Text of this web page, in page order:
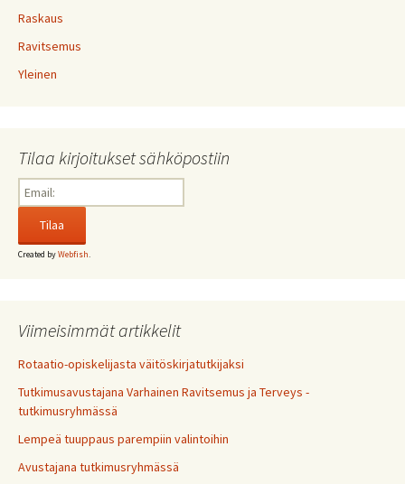
Raskaus
Ravitsemus
Yleinen
Tilaa kirjoitukset sähköpostiin
Created byWebfish.
Viimeisimmät artikkelit
Rotaatio-opiskelijasta väitöskirjatutkijaksi
Tutkimusavustajana Varhainen Ravitsemus ja Terveys -
tutkimusryhmässä
Lempeä tuuppaus parempiin valintoihin
Avustajana tutkimusryhmässä